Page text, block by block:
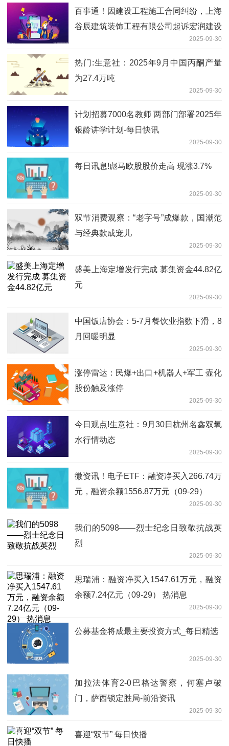
百事通！因建设工程施工合同纠纷，上海
谷辰建筑装饰工程有限公司起诉宏润建设
2025-09-30
热门:生意社：2025年9月中国丙酮产量
为27.4万吨
2025-09-30
计划招募7000名教师 两部门部署2025年
银龄讲学计划-每日快讯
2025-09-30
每日讯息!彪马欧股股价走高 现涨3.7%
2025-09-30
双节消费观察：“老字号”成爆款，国潮范
与经典款成宠儿
2025-09-30
盛美上海定增发行完成 募集资金44.82亿
元
2025-09-30
中国饭店协会：5-7月餐饮业指数下滑，8
月回暖明显
2025-09-30
涨停雷达：民爆+出口+机器人+军工 壶化
股份触及涨停
2025-09-30
今日观点!生意社：9月30日杭州名鑫双氧
水行情动态
2025-09-30
微资讯！电子ETF：融资净买入266.74万
元，融资余额1556.87万元（09-29）
2025-09-30
我们的5098——烈士纪念日致敬抗战英
烈
2025-09-30
思瑞浦：融资净买入1547.61万元，融资
余额7.24亿元（09-29） 热消息
2025-09-30
公募基金将成最主要投资方式_每日精选
2025-09-30
加拉法体育2-0巴格达警察，何塞卢破
门，萨西锁定胜局-前沿资讯
2025-09-30
喜迎“双节” 每日快播